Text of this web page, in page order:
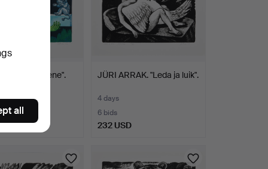
"Inimene". JÜRI ARRAK. "Leda ja luik".
4 days
6 bids
232 USD
all